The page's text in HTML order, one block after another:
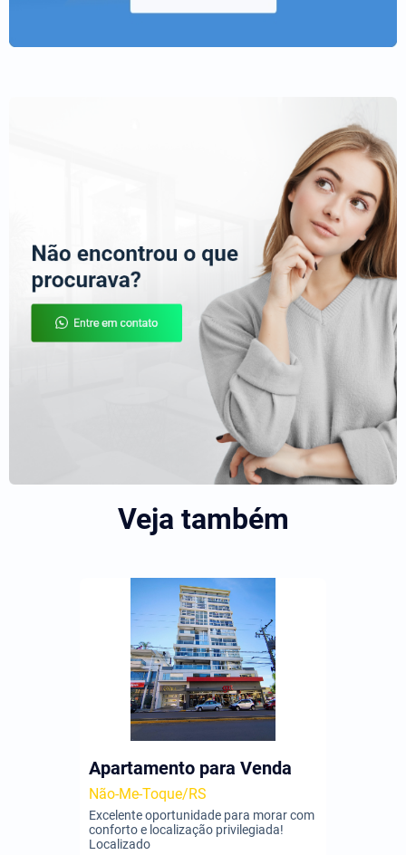
Veja também
Apartamento para Venda
Não-Me-Toque/RS
Excelente oportunidade para morar com
conforto e localização privilegiada!
Localizado